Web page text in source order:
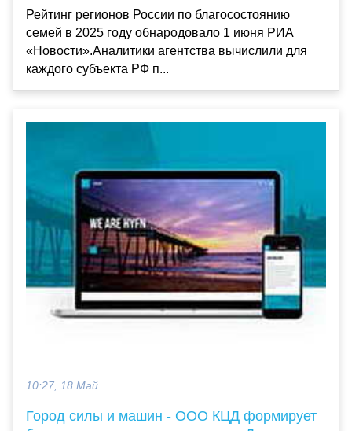
Рейтинг регионов России по благосостоянию
семей в 2025 году обнародовало 1 июня РИА
«Новости».Аналитики агентства вычислили для
каждого субъекта РФ п...
10:27, 18 Май
Город силы и машин - ООО КЦД формирует